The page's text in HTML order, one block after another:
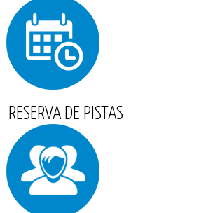
RESERVA DE PISTAS